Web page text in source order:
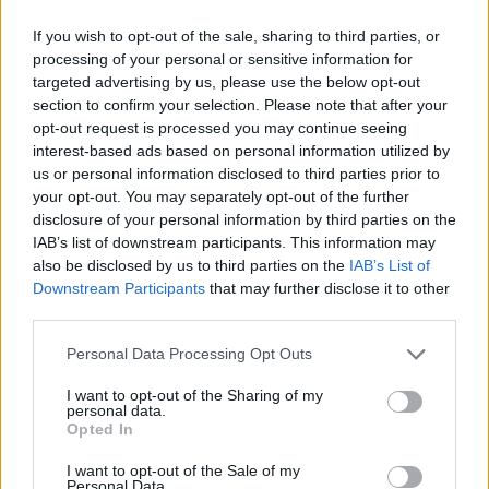
If you wish to opt-out of the sale, sharing to third parties, or
processing of your personal or sensitive information for
targeted advertising by us, please use the below opt-out
section to confirm your selection. Please note that after your
opt-out request is processed you may continue seeing
interest-based ads based on personal information utilized by
us or personal information disclosed to third parties prior to
your opt-out. You may separately opt-out of the further
disclosure of your personal information by third parties on the
IAB’s list of downstream participants. This information may
also be disclosed by us to third parties on the IAB’s List of
Downstream Participants that may further disclose it to other
Please note that this website/app uses one or more Google
not limited to your visit or usage behaviour. You may click to
grant or deny consent to Google and its third-party tags to
use your data for below specified purposes in below Google
consent section.
Personal Data Processing Opt Outs
I want to opt-out of the Sharing of my
personal data.
Opted In
I want to opt-out of the Sale of my
Personal Data.
gyerekeihez, hogy együtt folytassák a karácsonyi
programot.